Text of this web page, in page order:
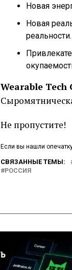
Новая
Новая
реальности.
Wearable Tech
Не пропустите!
Если вы нашли
СВЯЗАННЫЕ ТЕМЫ:
РОССИЯ